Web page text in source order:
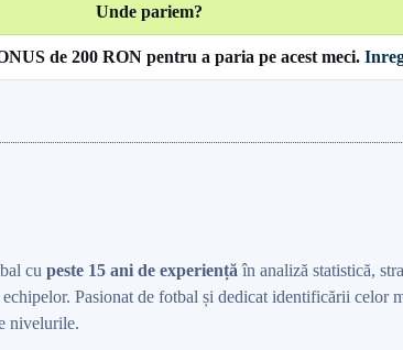
Unde pariem?
de 200 RON pentru a paria pe acest meci.
cu peste 15 ani de experiență în analiză statistică,
Pasionat de fotbal și dedicat identificării celor
nivelurile.